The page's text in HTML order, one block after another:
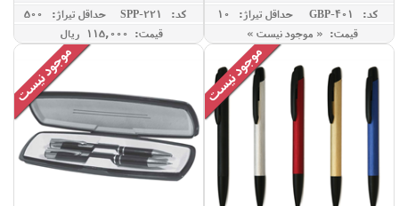
TOWNSEND
کد: GBP-401
حداقل تيراژ: 10
قیمت: « موجود نیست »
کد: SPP-221
حداقل تيراژ: 500
قیمت: 115,000 ريال